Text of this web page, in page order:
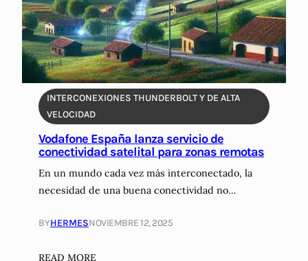
d
e
B
a
r
c
l
o
n
a
c
e
INTERCONEXIONES THUNDERBOLT Y DE ALTA
VELOCIDAD
Vodafone España lanza servicio de
conectividad satelital para zonas remotas
En un mundo cada vez más interconectado, la
necesidad de una buena conectividad no…
BYHERMESNOVIEMBRE 12, 2025
READ MORE